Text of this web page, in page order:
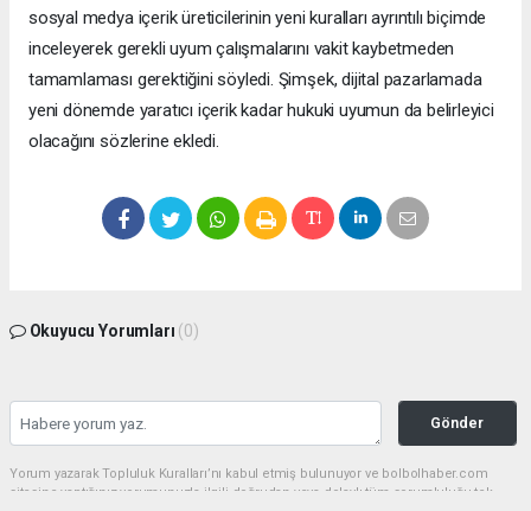
sosyal medya içerik üreticilerinin yeni kuralları ayrıntılı biçimde
inceleyerek gerekli uyum çalışmalarını vakit kaybetmeden
tamamlaması gerektiğini söyledi. Şimşek, dijital pazarlamada
yeni dönemde yaratıcı içerik kadar hukuki uyumun da belirleyici
olacağını sözlerine ekledi.
Okuyucu Yorumları (0)
Gönder
Yorum yazarak Topluluk Kuralları’nı kabul etmiş bulunuyor ve bolbolhaber.com
sitesine yaptığınız yorumunuzla ilgili doğrudan veya dolaylı tüm sorumluluğu tek